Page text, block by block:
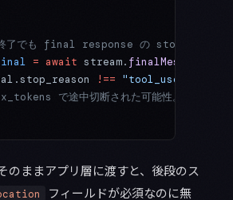
了でも final response の stop_reason
= await stream. finalMessage
!== "tool_use"
で途中切断された可能性。retry も
のままアプリ層に渡すと、後段のス
フィールドが必須なのに無